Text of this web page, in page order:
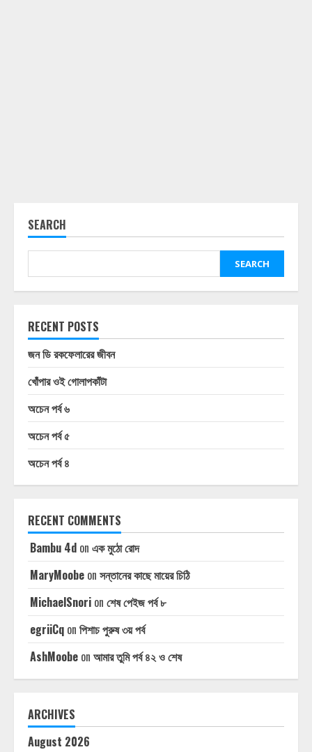
SEARCH
SEARCH
RECENT POSTS
জন ডি রকফেলারের জীবন
খোঁপার ওই গোলাপকাঁটা
অচেন পর্ব ৬
অচেন পর্ব ৫
অচেন পর্ব ৪
RECENT COMMENTS
Bambu 4d on এক মুঠো রোদ
MaryMoobe on সন্তানের কাছে মায়ের চিঠি
MichaelSnori on শেষ পেইজ পর্ব ৮
egriiCq on পিশাচ পুরুষ ৩য় পর্ব
AshMoobe on আমার তুমি পর্ব ৪২ ও শেষ
ARCHIVES
August 2026